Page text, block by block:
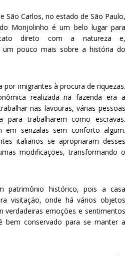
São Carlos, no estado de São Paulo,
Monjolinho é um belo lugar para
direto com a natureza e,
um pouco mais sobre a história do
por imigrantes à procura de riquezas.
realizada na fazenda era a
nas lavouras, várias pessoas
para trabalharem como escravas.
em senzalas sem conforto algum.
italianos se apropriaram desses
modificações, transformando o
patrimônio histórico, pois a casa
visitação, onde há vários objetos
verdadeiras emoções e sentimentos
bem conservado para se manter a